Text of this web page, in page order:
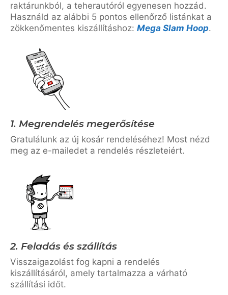
raktárunkból, a teherautóról egyenesen hozzád.
Használd az alábbi 5 pontos ellenőrző listánkat a
zökkenőmentes kiszállításhoz: Mega Slam Hoop.
1. Megrendelés megerősítése
Gratulálunk az új kosár rendeléséhez! Most nézd
meg az e-mailedet a rendelés részleteiért.
2. Feladás és szállítás
Visszaigazolást fog kapni a rendelés
kiszállításáról, amely tartalmazza a várható
szállítási időt.